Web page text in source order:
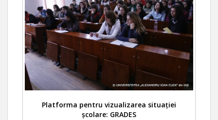
Platforma pentru vizualizarea situației
școlare: GRADES